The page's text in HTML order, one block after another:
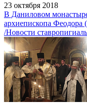
23 октября 2018
В Даниловом
архиепископа Феодора
/Новости